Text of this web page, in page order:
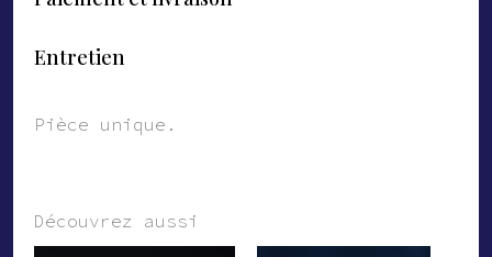
Entretien
Pièce unique.
Découvrez aussi